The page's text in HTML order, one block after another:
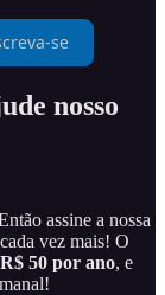
se
nosso
assine a nossa
vez mais! O
50 por ano, e